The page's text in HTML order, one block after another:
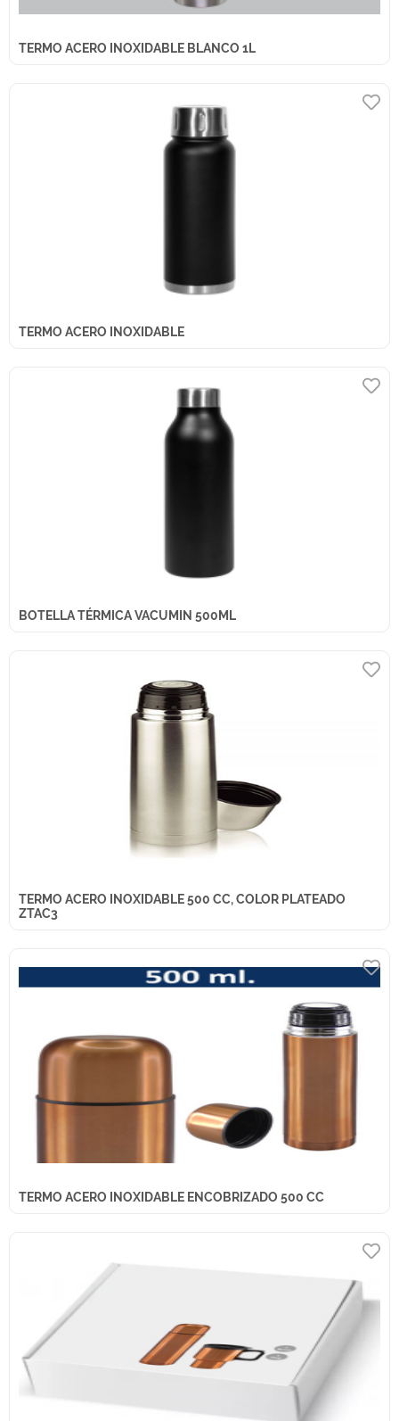
TERMO ACERO INOXIDABLE BLANCO 1L
TERMO ACERO INOXIDABLE
BOTELLA TÉRMICA VACUMIN 500ML
TERMO ACERO INOXIDABLE 500 CC, COLOR PLATEADO
ZTAC3
TERMO ACERO INOXIDABLE ENCOBRIZADO 500 CC